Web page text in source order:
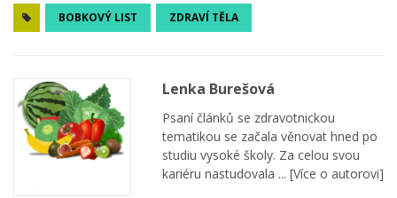
BOBKOVÝ LIST ZDRAVÍ TĚLA
Lenka Burešová
Psaní článků se zdravotnickou
tematikou se začala věnovat hned po
studiu vysoké školy. Za celou svou
kariéru nastudovala ... [Více o autorovi]